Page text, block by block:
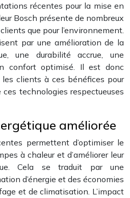
récentes pour la mise en
Bosch présente de nombreux
que pour l’environnement.
par une amélioration de la
une durabilité accrue, une
confort optimisé. Il est donc
clients à ces bénéfices pour
ces technologies respectueuses
améliorée
permettent d’optimiser le
à chaleur et d’améliorer leur
Cela se traduit par une
d’énergie et des économies
et de climatisation. L’impact